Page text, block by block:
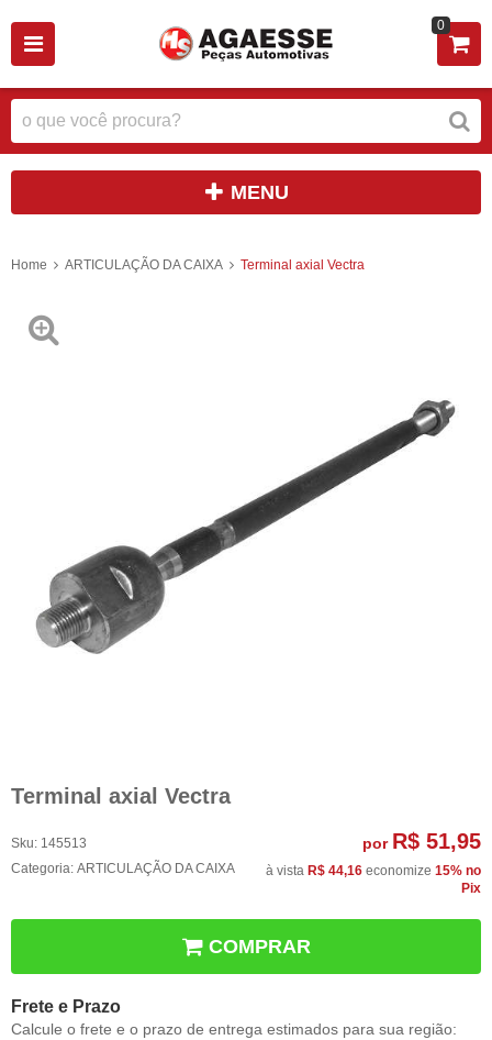
0
MENU
Home ARTICULAÇÃO DA CAIXA Terminal axial Vectra
Terminal axial Vectra
Sku: 145513
Categoria: ARTICULAÇÃO DA CAIXA
por R$ 51,95
à vista R$ 44,16 economize 15% no
Pix
COMPRAR
Frete e Prazo
Calcule o frete e o prazo de entrega estimados para sua região: